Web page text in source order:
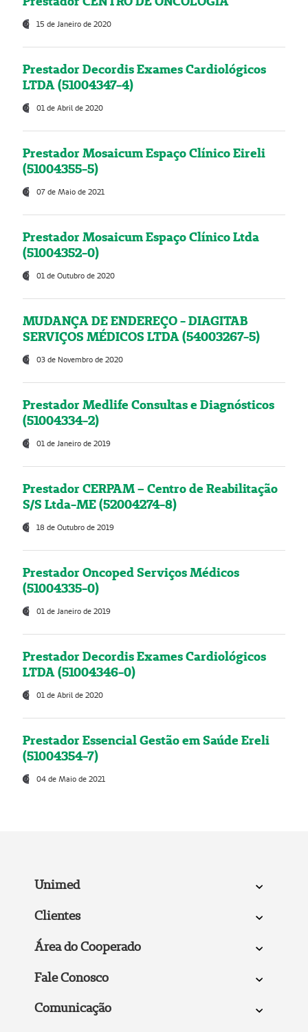
15 de Janeiro de 2020
Prestador Decordis Exames Cardiológicos
LTDA (51004347-4)
01 de Abril de 2020
Prestador Mosaicum Espaço Clínico Eireli
(51004355-5)
07 de Maio de 2021
Prestador Mosaicum Espaço Clínico Ltda
(51004352-0)
01 de Outubro de 2020
MUDANÇA DE ENDEREÇO - DIAGITAB
SERVIÇOS MÉDICOS LTDA (54003267-5)
03 de Novembro de 2020
Prestador Medlife Consultas e Diagnósticos
(51004334-2)
01 de Janeiro de 2019
Prestador CERPAM – Centro de Reabilitação
S/S Ltda-ME (52004274-8)
18 de Outubro de 2019
Prestador Oncoped Serviços Médicos
(51004335-0)
01 de Janeiro de 2019
Prestador Decordis Exames Cardiológicos
LTDA (51004346-0)
01 de Abril de 2020
Prestador Essencial Gestão em Saúde Ereli
(51004354-7)
04 de Maio de 2021
Unimed
Clientes
Área do Cooperado
Fale Conosco
Comunicação